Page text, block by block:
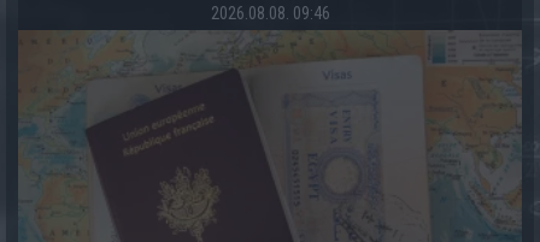
2026.08.08. 09:46